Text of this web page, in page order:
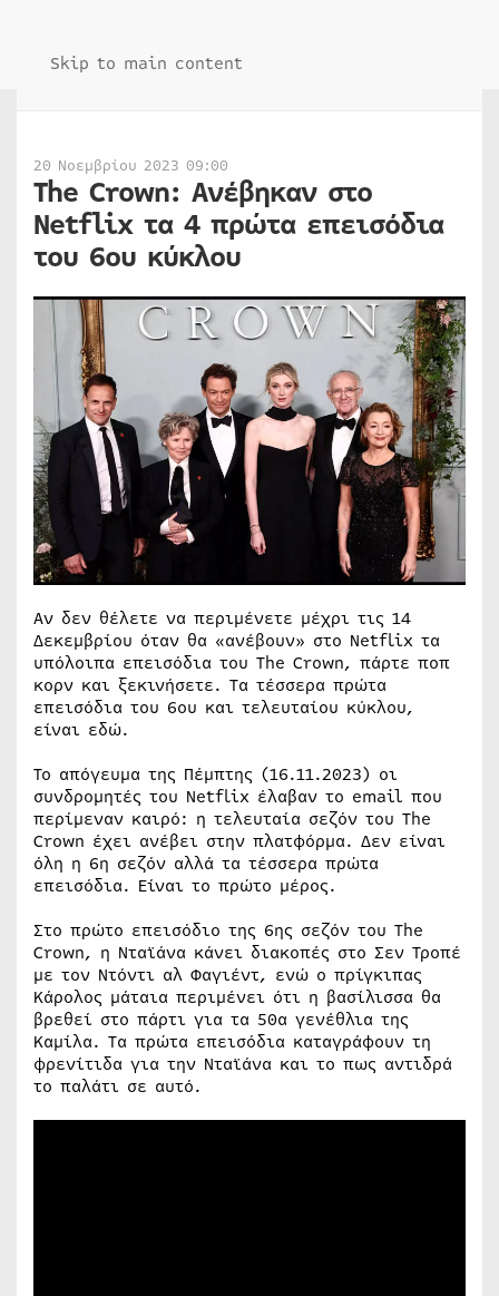
Skip to main content
20 Νοεμβρίου 2023 09:00
The Crown: Ανέβηκαν στο
Netflix τα 4 πρώτα επεισόδια
του 6ου κύκλου
Αν δεν θέλετε να περιμένετε μέχρι τις 14
Δεκεμβρίου όταν θα «ανέβουν» στο Netflix τα
υπόλοιπα επεισόδια του The Crown, πάρτε ποπ
κορν και ξεκινήσετε. Τα τέσσερα πρώτα
επεισόδια του 6ου και τελευταίου κύκλου,
είναι εδώ.
Το απόγευμα της Πέμπτης (16.11.2023) οι
συνδρομητές του Netflix έλαβαν το email που
περίμεναν καιρό: η τελευταία σεζόν του The
Crown έχει ανέβει στην πλατφόρμα. Δεν είναι
όλη η 6η σεζόν αλλά τα τέσσερα πρώτα
επεισόδια. Είναι το πρώτο μέρος.
Στο πρώτο επεισόδιο της 6ης σεζόν του The
Crown, η Νταϊάνα κάνει διακοπές στο Σεν Τροπέ
με τον Ντόντι αλ Φαγιέντ, ενώ ο πρίγκιπας
Κάρολος μάταια περιμένει ότι η βασίλισσα θα
βρεθεί στο πάρτι για τα 50α γενέθλια της
Καμίλα. Τα πρώτα επεισόδια καταγράφουν τη
φρενίτιδα για την Νταϊάνα και το πως αντιδρά
το παλάτι σε αυτό.